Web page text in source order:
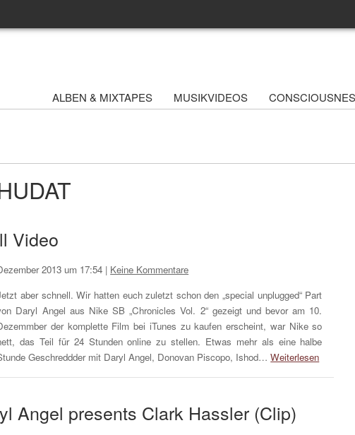
ALBEN & MIXTAPES MUSIKVIDEOS
Video
2013 um 17:54 | Keine Kommentare
aber schnell. Wir hatten euch zuletzt schon den „special unplugged“ Part
Daryl Angel aus Nike SB „Chronicles Vol. 2“ gezeigt und bevor am 10.
der komplette Film bei iTunes zu kaufen erscheint, war Nike so
das Teil für 24 Stunden online zu stellen. Etwas mehr als eine halbe
Geschreddder mit Daryl Angel, Donovan Piscopo, Ishod…Weiterlesen
Angel presents Clark Hassler (Clip)